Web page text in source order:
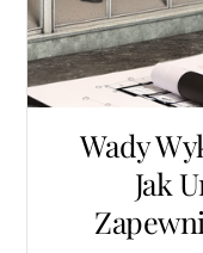
Wady
Jak